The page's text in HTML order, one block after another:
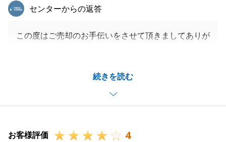
続きを読む
東急リバブル
センターからの返答
この度はご売却のお手伝いをさせて頂きましてありが
協力を賜りまして誠に有難うございました。
今後ご相談事がございましたら、お気軽にお申し付け
下さいませ。
お客様評価 4